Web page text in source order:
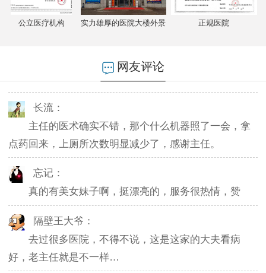
公立医疗机构 实力雄厚的医院大楼外景 正规医院
网友评论
不然排队都要排好久…
长流：
主任的医术确实不错，那个什么机器照了一会，拿
点药回来，上厕所次数明显减少了，感谢主任。
忘记：
真的有美女妹子啊，挺漂亮的，服务很热情，赞
隔壁王大爷：
去过很多医院，不得不说，这是这家的大夫看病
好，老主任就是不一样…